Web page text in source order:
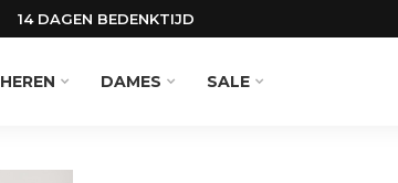
14 DAGEN BEDENKTIJD
HEREN DAMES SALE